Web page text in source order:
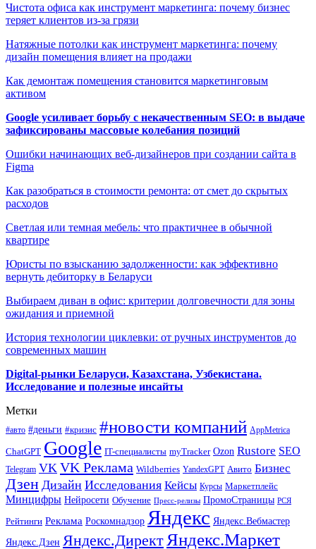
Чистота офиса как инструмент маркетинга: почему бизнес
теряет клиентов из-за грязи
Натяжные потолки как инструмент маркетинга: почему
дизайн помещения влияет на продажи
Как демонтаж помещения становится маркетинговым
активом
Google усиливает борьбу с некачественным SEO: в выдаче
зафиксированы массовые колебания позиций
Ошибки начинающих веб-дизайнеров при создании сайта в
Figma
Как разобраться в стоимости ремонта: от смет до скрытых
расходов
Светлая или темная мебель: что практичнее в обычной
квартире
Юристы по взысканию задолженности: как эффективно
вернуть дебиторку в Беларуси
Выбираем диван в офис: критерии долговечности для зоны
ожидания и приемной
История технологии циклевки: от ручных инструментов до
современных машин
Digital-рынки Беларуси, Казахстана, Узбекистана.
Исследование и полезные инсайты
Метки
#авто #деньги #кризис #новости компаний AppMetrica
ChatGPT Google IT-специалисты myTracker Ozon Rustore SEO
Telegram VK VK Реклама Wildberries YandexGPT Авито Бизнес
Дзен Дизайн Исследования Кейсы Курсы Маркетплейс
Минцифры Нейросети Обучение Пресс-релизы ПромоСтраницы РСЯ
Рейтинги Реклама Роскомнадзор Яндекс Яндекс.Вебмастер
Яндекс.Дзен Яндекс.ДиректЯндекс.Маркет